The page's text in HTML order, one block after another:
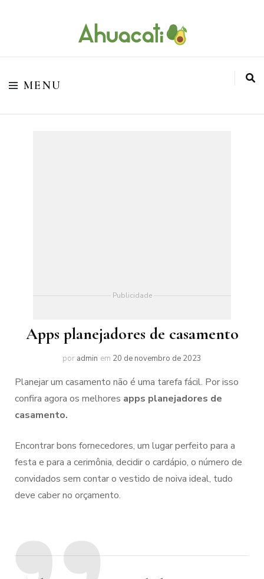
Ahuacati
O melhor da Internet em um só lugar
MENU
Publicidade
Apps planejadores de casamento
por admin em 20 de novembro de 2023
Planejar um casamento não é uma tarefa fácil. Por isso
confira agora os melhores apps planejadores de
casamento.
Encontrar bons fornecedores, um lugar perfeito para a
festa e para a cerimônia, decidir o cardápio, o número de
convidados sem contar o vestido de noiva ideal, tudo
deve caber no orçamento.